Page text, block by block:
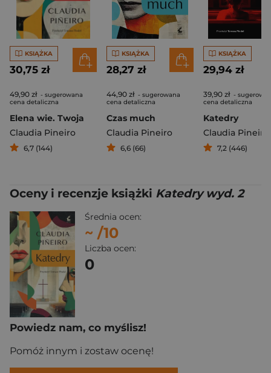
KSIĄŻKA
30,75 zł
49,90 zł - sugerowana
cena detaliczna
Elena wie. Twoja
Claudia Pineiro
6,7 (144)
KSIĄŻKA
28,27 zł
44,90 zł - sugerowana
cena detaliczna
Czas much
Claudia Pineiro
6,6 (66)
KSIĄŻKA
29,94 zł
39,90 zł -
cena detaliczna
Katedry
Claudia Pineiro
7,2 (446)
Oceny i recenzje książki Katedry wyd. 2
Średnia ocen:
~ /10
Liczba ocen:
0
Powiedz nam, co myślisz!
Pomóż innym i zostaw ocenę!